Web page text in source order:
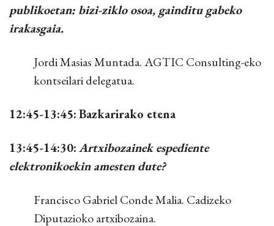
publikoetan: bizi-ziklo osoa, gainditu gabeko
irakasgaia.
Jordi Masias Muntada. AGTIC Consulting-eko
kontseilari delegatua.
12:45-13:45:Bazkarirako etena
13:45-14:30:Artxibozainek espediente
elektronikoekin amesten dute?
Francisco Gabriel Conde Malia. Cadizeko
Diputazioko artxibozaina.